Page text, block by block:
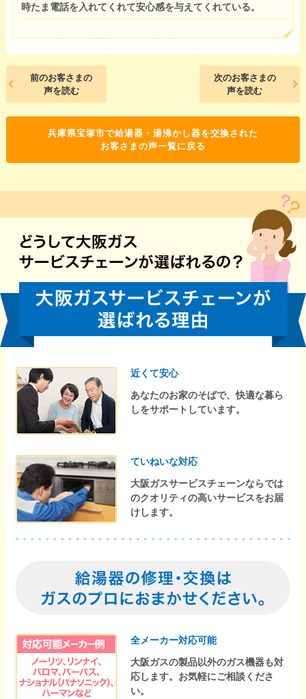
時たま電話を入れてくれて安心感を与えてくれている。
前のお客さまの
声を読む
次のお客さまの
声を読む
兵庫県宝塚市で給湯器・湯沸かし器を交換された
お客さまの声一覧に戻る
近くて安心
あなたのお家のそばで、快適な暮ら
しをサポートしています。
ていねいな対応
大阪ガスサービスチェーンならでは
のクオリティの高いサービスをお届
けします。
全メーカー対応可能
大阪ガスの製品以外のガス機器も対
応します。お気軽にご相談くださ
い。